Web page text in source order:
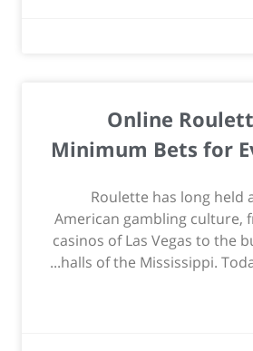
Online
Minimum Bets for
Roulette has long held
American gambling culture,
casinos of Las Vegas to the
halls of the Mississippi.